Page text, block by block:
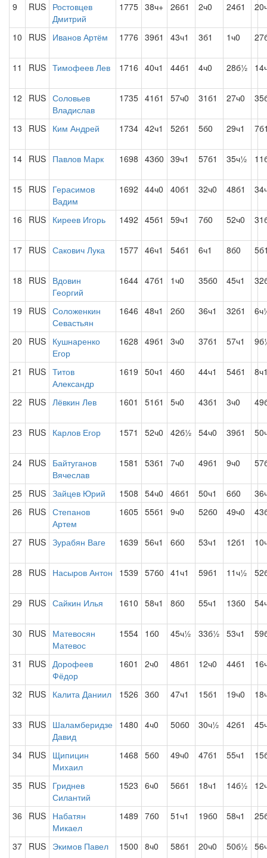
9 RUS Ростовцев
Дмитрий
1775 38ч+ 26б1 2ч0 24б1
10 RUS Иванов Артём 1776 39б1 43ч1 3б1 1ч0
11 RUS Тимофеев Лев 1716 40ч1 44б1 4ч0 28б½
12 RUS Соловьев
Владислав
1735 41б1 57ч0 31б1 27ч0
13 RUS Ким Андрей 1734 42ч1 52б1 5б0 29ч1
14 RUS Павлов Марк 1698 43б0 39ч1 57б1 35ч½
15 RUS Герасимов
Вадим
1692 44ч0 40б1 32ч0 48б1
16 RUS Киреев Игорь 1492 45б1 59ч1 7б0 52ч0
17 RUS Сакович Лука 1577 46ч1 54б1 6ч1 8б0
18 RUS Вдовин
Георгий
1644 47б1 1ч0 35б0 45ч1
19 RUS Соложенкин
Севастьян
1646 48ч1 2б0 36ч1 32б1
20 RUS Кушнаренко
Егор
1628 49б1 3ч0 37б1 57ч1
21 RUS Титов
Александр
1619 50ч1 4б0 44ч1 54б1
22 RUS Лёвкин Лев 1601 51б1 5ч0 43б1 3ч0
23 RUS Карлов Егор 1571 52ч0 42б½ 54ч0 39б1
24 RUS Байтуганов
Вячеслав
1581 53б1 7ч0 49б1 9ч0
25 RUS Зайцев Юрий 1508 54ч0 46б1 50ч1 6б0
26
RUS Степанов
Артем
1605 55б1 9ч0 52б0 49ч0
27 RUS Зурабян Ваге 1639 56ч1 6б0 53ч1 12б1
28 RUS Насыров Антон 1539 57б0 41ч1 59б1 11ч½
29 RUS Сайкин Илья 1610 58ч1 8б0 55ч1 13б0
30 RUS Матевосян
Матевос
1554 1б0 45ч½ 33б½ 53ч1
31 RUS Дорофеев
Фёдор
1601 2ч0 48б1 12ч0 44б1
32 RUS Калита Даниил 1526 3б0 47ч1 15б1 19ч0
33 RUS Шаламберидзе
Давид
1480 4ч0 50б0 30ч½ 42б1
34 RUS Щипицин
Михаил
1468 5б0 49ч0 47б1 55ч1
35 RUS Гриднев
Силантий
1523 6ч0 56б1 18ч1 14б½
36 RUS Набатян
Микаел
1489 7б0 51ч1 19б0 58ч1
37 RUS Экимов Павел 1500 8ч0 58б1 20ч0 50б½